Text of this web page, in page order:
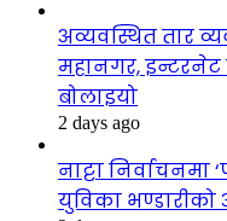
अव्यवस्थित तार
महानगर,
बोलाइयो
2 days ago
नाट्टा
युविका भण्डारीको